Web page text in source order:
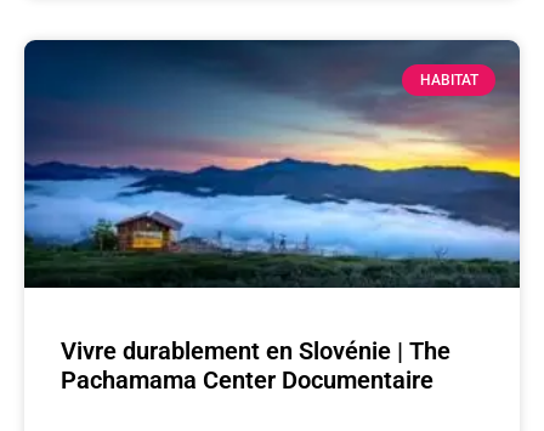
HABITAT
Vivre durablement en Slovénie | The
Pachamama Center Documentaire